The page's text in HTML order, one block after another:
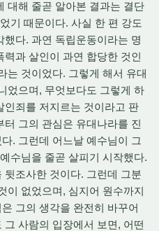
대해 줄곧 알아본 결과는 결단
기 때문이다. 사실 한 편 강도
다. 과연 독립운동이라는 명
과 살인이 과연 합당한 것인
는 것이었다. 그렇게 해서 유대
었으며, 무엇보다도 그렇게 하
인죄를 저지르는 것이라고 판
그의 관심은 유대나라를 진
. 그런데 어느날 예수님이 그
수님을 줄곧 살피기 시작했다.
뒷조사한 것이다. 그런데 그분
이 없었으며, 심지어 원수까지
그의 생각을 완전히 바꾸어
사람의 입장에서 보면, 어떤